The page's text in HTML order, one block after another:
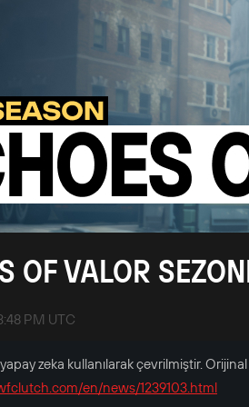
OF VALOR
PM UTC
zeka kullanılarak çevrilmiştir.
en/news/1239103.html